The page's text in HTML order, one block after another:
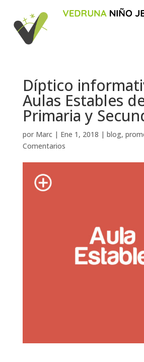
Díptico
Aulas Estables
Primaria y
por Marc| Ene 1, 2018 | blog,
Comentarios